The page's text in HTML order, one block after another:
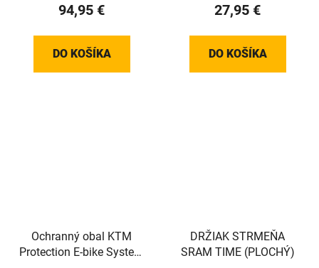
94,95 €
DO KOŠÍKA
27,95 €
DO KOŠÍKA
Ochranný obal KTM
Protection E-bike System
DRŽIAK STRMEŇA
SRAM TIME (PLOCHÝ)